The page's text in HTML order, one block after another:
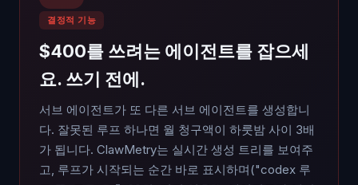
결정적 기능
$400를 쓰려는 에이전트를 잡으세
요. 쓰기 전에.
서브 에이전트가 또 다른 서브 에이전트를 생성합니
다. 잘못된 루프 하나면 월 청구액이 하룻밤 사이 3배
가 됩니다. ClawMetry는 실시간 생성 트리를 보여주
고, 루프가 시작되는 순간 바로 표시하며("codex 루